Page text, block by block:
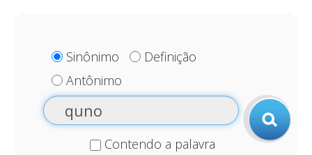
Sinônimo
Definição
Antônimo
Contendo a palavra